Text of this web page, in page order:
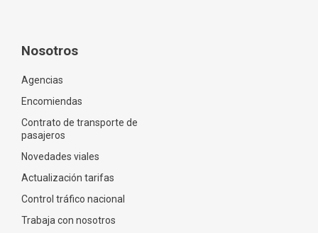
Nosotros
Agencias
Encomiendas
Contrato de transporte de
pasajeros
Novedades viales
Actualización tarifas
Control tráfico nacional
Trabaja con nosotros